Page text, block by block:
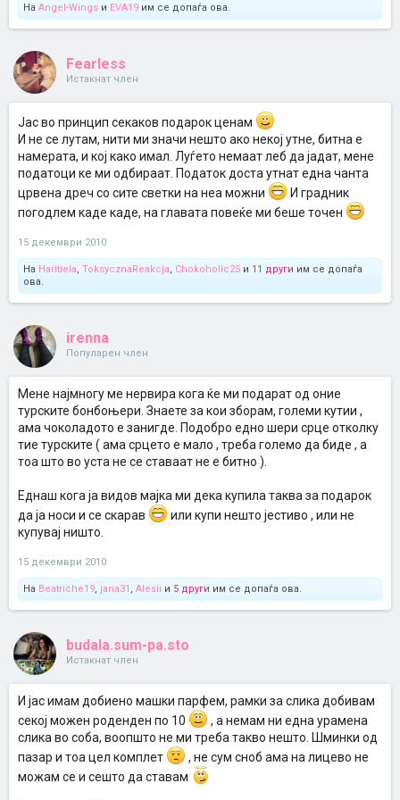
На Angel-Wings и EVA19 им се допаѓа ова.
Fearless
Истакнат член
Јас во принцип секаков подарок ценам
И не се лутам, нити ми значи нешто ако некој утне, битна е
намерата, и кој како имал. Луѓето немаат леб да јадат, мене
податоци ке ми одбираат. Податок доста утнат една чанта
црвена дреч со сите светки на неа можни
И градник
погодлем каде каде, на главата повеќе ми беше точен
15 декември 2010
На Haritiela, ToksycznaReakcja, Chokoholic25 и 11 други им се допаѓа
ова.
irenna
Популарен член
Мене најмногу ме нервира кога ќе ми подарат од оние
турските бонбоњери. Знаете за кои зборам, големи кутии ,
ама чоколадото е занигде. Подобро едно шери срце отколку
тие турските ( ама срцето е мало , треба големо да биде , а
тоа што во уста не се ставаат не е битно ).
Еднаш кога ја видов мајка ми дека купила таква за подарок
да ја носи и се скарав
или купи нешто јестиво , или не
купувај ништо.
15 декември 2010
На Beatriche19, jana31 , Alesii и 5 други им се допаѓа ова.
budala.sum-pa.sto
Истакнат член
И јас имам добиено машки парфем, рамки за слика добивам
секој можен роденден по 10
, а немам ни една урамена
слика во соба, воопшто не ми треба такво нешто. Шминки од
пазар и тоа цел комплет
, не сум сноб ама на лицево не
можам се и сешто да ставам